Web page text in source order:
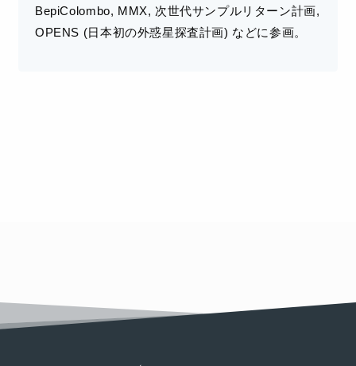
BepiColombo, MMX, 次世代サンプルリターン計画,
OPENS (日本初の外惑星探査計画) などに参画。